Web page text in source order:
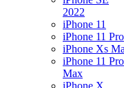
2022
iPhone 11
iPhone 11 Pro
iPhone Xs
iPhone 11 Pro
Max
iPhone X